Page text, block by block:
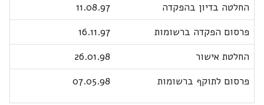
החלטה בדיון בהפקדה
11.08.97
פרסום הפקדה ברשומות
16.11.97
החלטת אישור
26.01.98
פרסום לתוקף ברשומות
07.05.98